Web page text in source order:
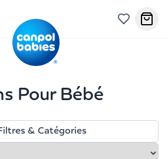
Pour Bébé
& Catégories